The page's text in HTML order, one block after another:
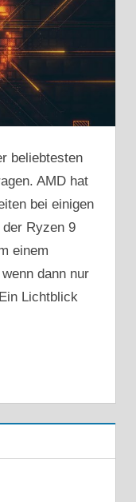
beliebtesten
AMD hat
bei einigen
der Ryzen 9
einem
dann nur
Lichtblick